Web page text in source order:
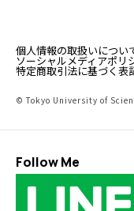
個人情報の取扱いについ
ソーシャルメディアポリ
特定商取引法に基づく表
© Tokyo University of
Follow Me